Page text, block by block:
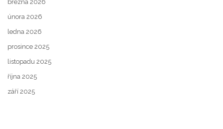
března 2026
února 2026
ledna 2026
prosince 2025
listopadu 2025
října 2025
září 2025